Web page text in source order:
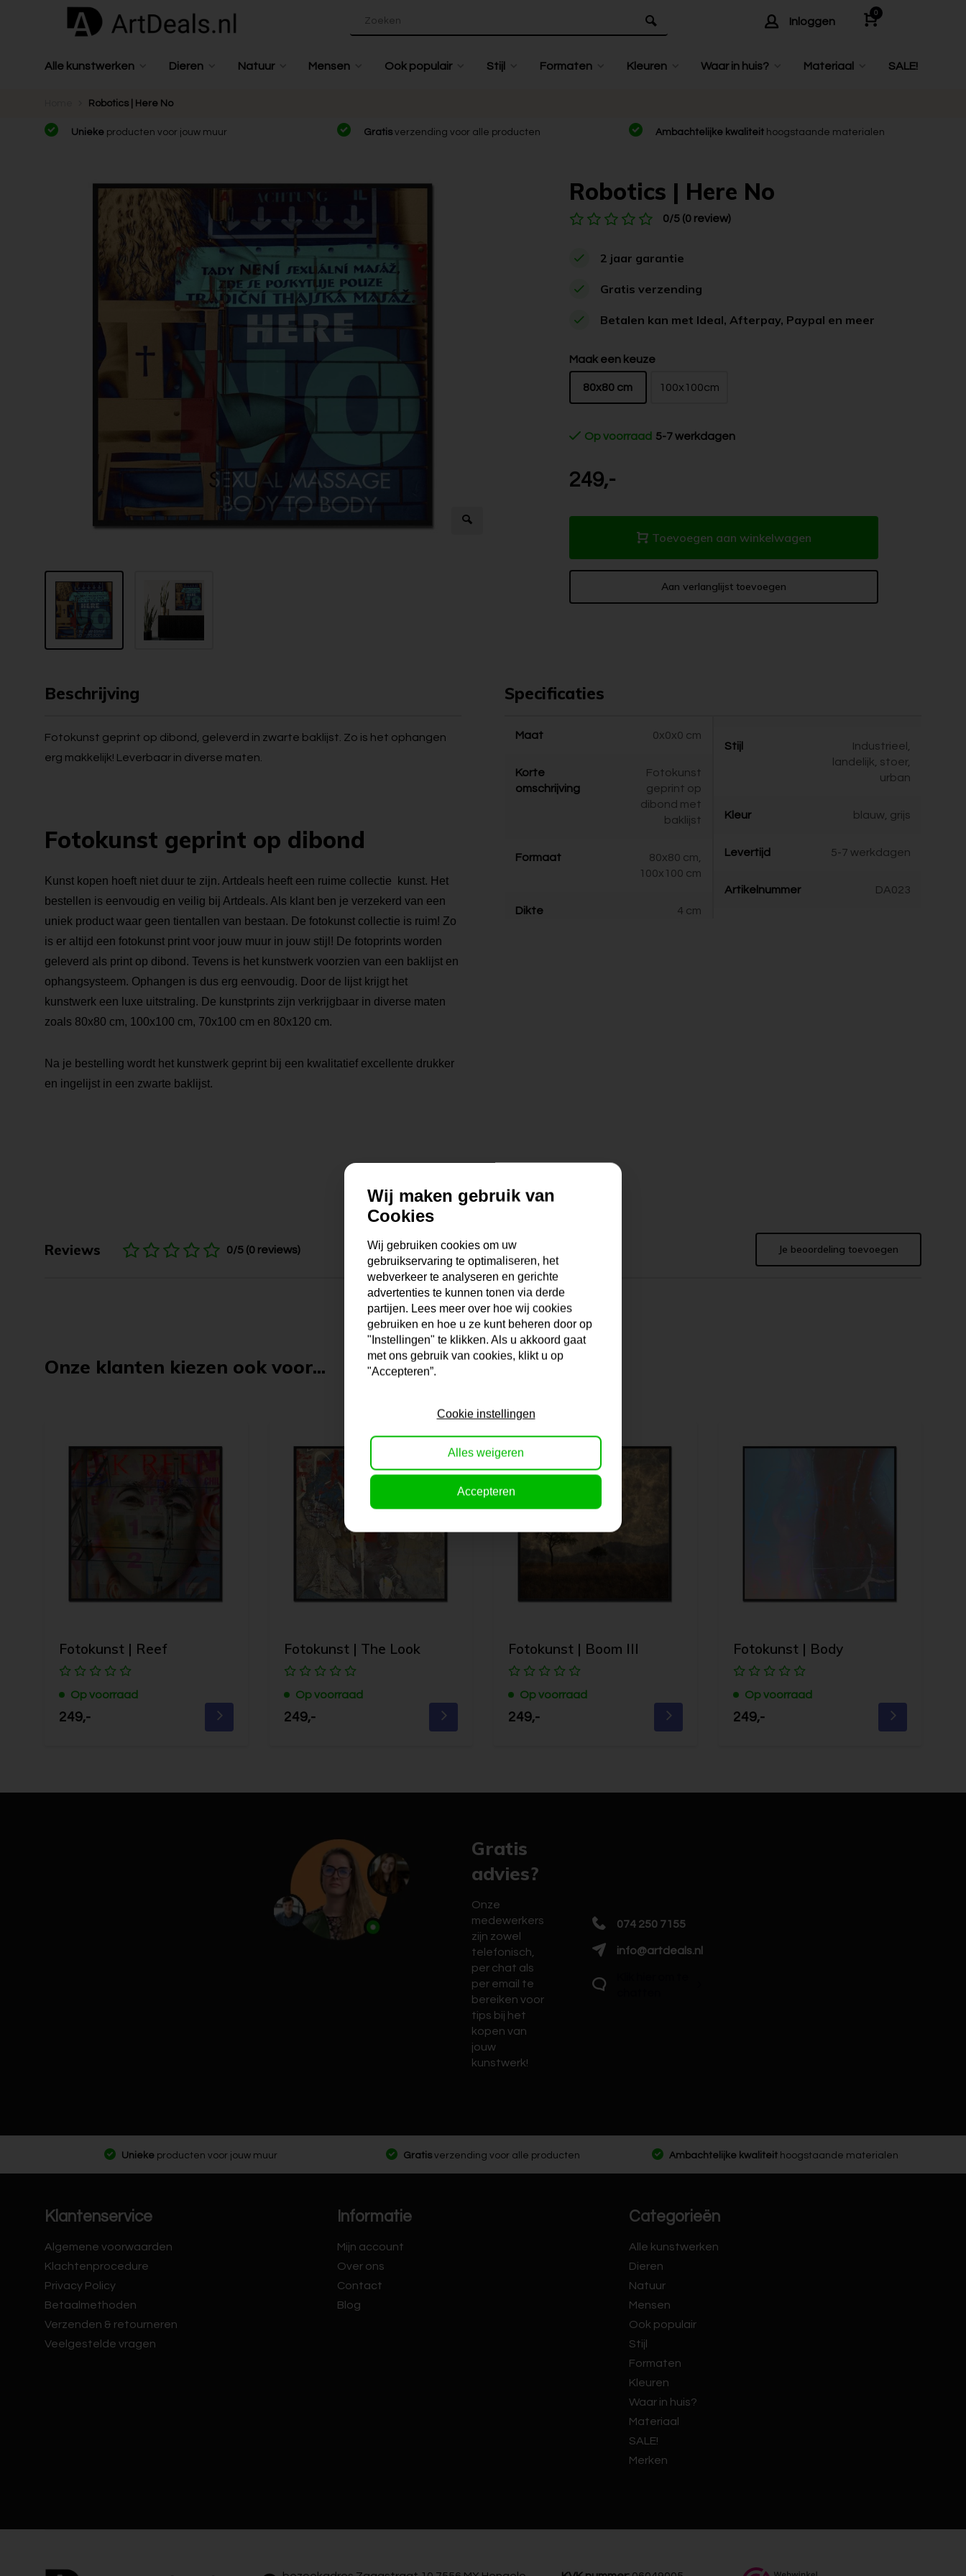
Inloggen
0
Alle kunstwerken Dieren Natuur Mensen Ook populair Stijl Formaten Kleuren Waar in huis? Materiaal SALE!
Robotics | Here No
Unieke producten voor jouw muur Gratisverzending voor alle producten Ambachtelijke kwaliteit hoogstaande materialen
Robotics | Here No
0/5 (0 review)
2 jaar garantie
Gratis verzending
Betalen kan met Ideal, Afterpay, Paypal en meer
Maak een keuze
80x80 cm 100x100cm
Op voorraad 5-7 werkdagen
249,-
Toevoegen aan winkelwagen
Aan verlanglijst toevoegen
Beschrijving
Fotokunst geprint op dibond, geleverd in zwarte baklijst. Zo is het ophangen
erg makkelijk! Leverbaar in diverse maten.
Fotokunst geprint op dibond
Kunst kopen hoeft niet duur te zijn. Artdeals heeft een ruime collectie kunst. Het
bestellen is eenvoudig en veilig bij Artdeals. Als klant ben je verzekerd van een
uniek product waar geen tientallen van bestaan. De fotokunst collectie is ruim! Zo
is er altijd een fotokunst print voor jouw muur in jouw stijl! De fotoprints worden
geleverd als print op dibond. Tevens is het kunstwerk voorzien van een baklijst en
ophangsysteem. Ophangen is dus erg eenvoudig. Door de lijst krijgt het
kunstwerk een luxe uitstraling. De kunstprints zijn verkrijgbaar in diverse maten
zoals 80x80 cm, 100x100 cm, 70x100 cm en 80x120 cm.
Na je bestelling wordt het kunstwerk geprint bij een kwalitatief excellente drukker
en ingelijst in een zwarte baklijst.
Specificaties
Maat 0x0x0 cm
Korte
omschrijving
Fotokunst
geprint op
dibond met
baklijst
Formaat
80x80 cm,
100x100 cm
Dikte 4 cm
Stijl
Industrieel,
landelijk, stoer,
urban
Kleur blauw, grijs
Levertijd 5-7 werkdagen
Artikelnummer DA023
Reviews 0/5 (0 reviews) Je beoordeling toevoegen
Onze klanten kiezen ook voor...
Fotokunst | Reef
Op voorraad
249,-
Fotokunst | The Look
Op voorraad
249,-
Fotokunst | Boom III
Op voorraad
249,-
Fotokunst | Body
Op voorraad
249,-
Gratis
advies?
Onze
medewerkers
zijn zowel
telefonisch,
per chat als
per email te
bereiken voor
tips bij het
kopen van
jouw
kunstwerk!
074 250 7155
info@artdeals.nl
Unieke producten voor jouw muur Gratis verzending voor alle producten Ambachtelijke kwaliteit hoogstaande materialen
Klantenservice
Algemene voorwaarden
Klachtenprocedure
Privacy Policy
Betaalmethoden
Verzenden & retourneren
Veelgestelde vragen
Informatie
Mijn account
Over ons
Contact
Blog
Categorieën
Alle kunstwerken
Dieren
Natuur
Mensen
Ook populair
Stijl
Formaten
Kleuren
Waar in huis?
Materiaal
SALE!
Merken
Wij maken gebruik van
Cookies
Wij gebruiken cookies om uw
gebruikservaring te optimaliseren, het
webverkeer te analyseren en gerichte
advertenties te kunnen tonen via derde
partijen. Lees meer over hoe wij cookies
gebruiken en hoe u ze kunt beheren door op
"Instellingen" te klikken. Als u akkoord gaat
met ons gebruik van cookies, klikt u op
"Accepteren”.
Cookie instellingen
Alles weigeren
Accepteren